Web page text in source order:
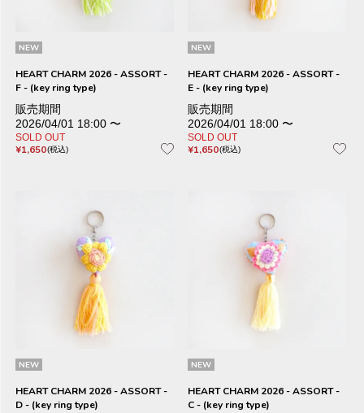
NEW
HEART CHARM 2026 - ASSORT -
F - (key ring type)
販売期間
2026/04/01 18:00 〜
SOLD OUT
¥1,650 税込
NEW
HEART CHARM 2026 - ASSORT -
E - (key ring type)
販売期間
2026/04/01 18:00 〜
SOLD OUT
¥1,650 税込
NEW
HEART CHARM 2026 - ASSORT -
D - (key ring type)
NEW
HEART CHARM 2026 - ASSORT -
C - (key ring type)